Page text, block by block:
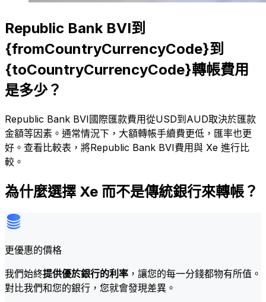
Republic Bank BVI到
{fromCountryCurrencyCode}到
{toCountryCurrencyCode}轉帳費用
是多少？
Republic Bank BVI國際匯款費用從USD到AUD取決於匯款
金額等因素。通常情況下，大額轉帳手續費更低，匯率也更
好。查看比較表，將Republic Bank BVI費用與 Xe 進行比
較。
為什麼選擇 Xe 而不是傳統銀行來轉帳？
更優惠的價格
我們始終提供優於銀行的利率 ，讓您的每一分錢都物有所值。
對比我們和您的銀行，您就會發現差異。